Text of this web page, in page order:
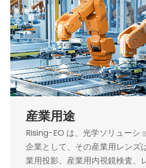
産業用途
Rising-EO は、光学ソリューシ
企業として、その産業用レンズ
業用投影、産業用内視鏡検査、